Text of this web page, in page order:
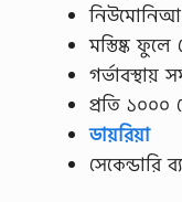
নিউমোনিআ
মস্তিষ্ক
গর্ভাবস্থায়
প্রতি ১০০০
ডায়রিয়া
সেকেন্ডারি